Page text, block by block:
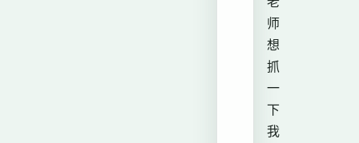
师
想
抓
一
下
我